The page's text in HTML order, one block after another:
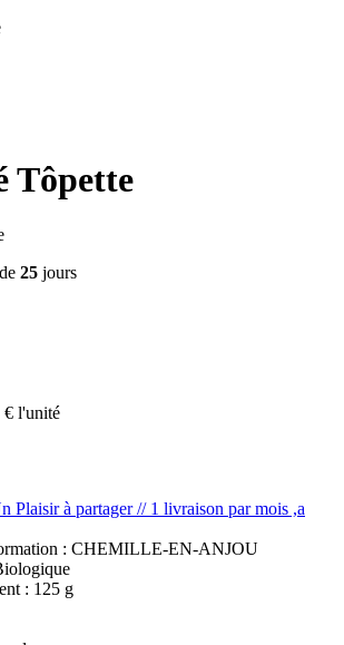
Tôpette
25 jours
€ l'unité
Plaisir à partager // 1 livraison par mois ,a
: CHEMILLE-EN-ANJOU
: 125 g